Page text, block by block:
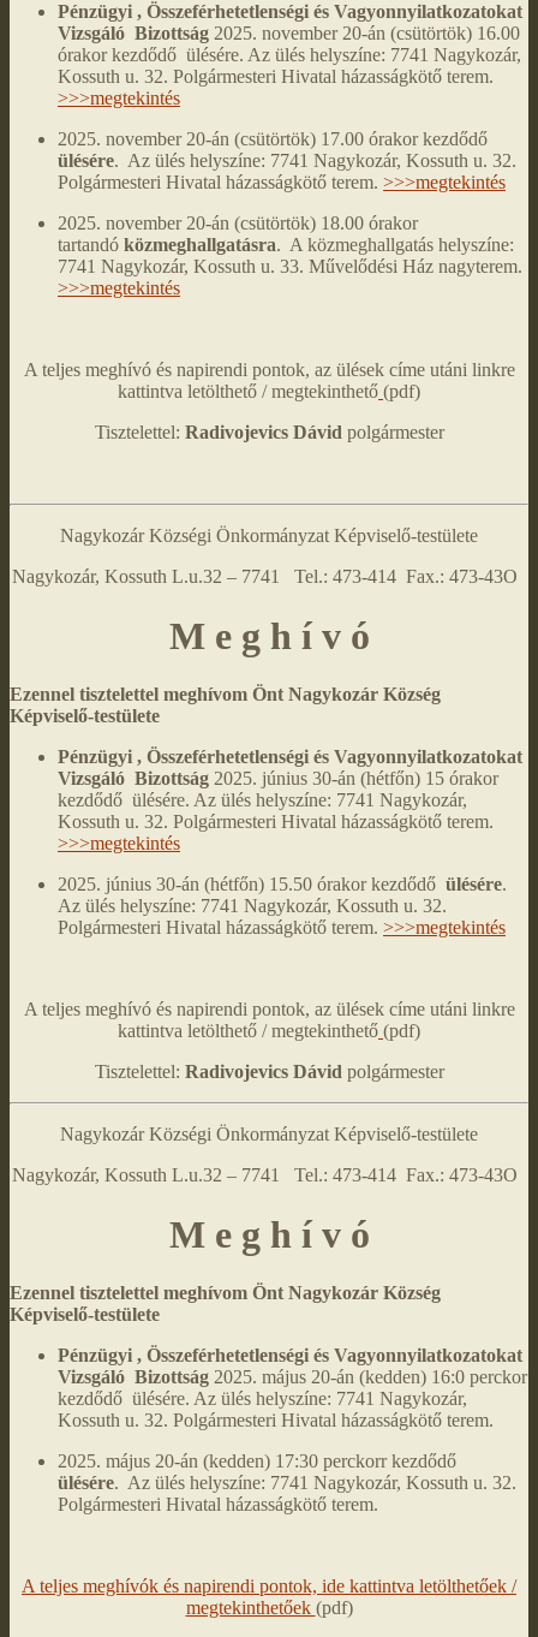
Pénzügyi , Összeférhetetlenségi és Vagyonnyilatkozatokat
Vizsgáló Bizottság 2025. november 20-án (csütörtök) 16.00
órakor kezdődő ülésére. Az ülés helyszíne: 7741 Nagykozár,
Kossuth u. 32. Polgármesteri Hivatal házasságkötő terem.
>>>megtekintés
2025. november 20-án (csütörtök) 17.00 órakor kezdődő
ülésére. Az ülés helyszíne: 7741 Nagykozár, Kossuth u. 32.
Polgármesteri Hivatal házasságkötő terem. >>>megtekintés
2025. november 20-án (csütörtök) 18.00 órakor
tartandó közmeghallgatásra. A közmeghallgatás helyszíne:
7741 Nagykozár, Kossuth u. 33. Művelődési Ház nagyterem.
>>>megtekintés
A teljes meghívó és napirendi pontok, az ülések címe utáni linkre
kattintva letölthető / megtekinthető (pdf)
Tisztelettel: Radivojevics Dávid polgármester
Nagykozár Községi Önkormányzat Képviselő-testülete
Nagykozár, Kossuth L.u.32 – 7741 Tel.: 473-414 Fax.: 473-43O
M e g h í v ó
Ezennel tisztelettel meghívom Önt Nagykozár Község
Képviselő-testülete
Pénzügyi , Összeférhetetlenségi és Vagyonnyilatkozatokat
Vizsgáló Bizottság 2025. június 30-án (hétfőn) 15 órakor
kezdődő ülésére. Az ülés helyszíne: 7741 Nagykozár,
Kossuth u. 32. Polgármesteri Hivatal házasságkötő terem.
>>>megtekintés
2025. június 30-án (hétfőn) 15.50 órakor kezdődő ülésére.
Az ülés helyszíne: 7741 Nagykozár, Kossuth u. 32.
Polgármesteri Hivatal házasságkötő terem. >>>megtekintés
A teljes meghívó és napirendi pontok, az ülések címe utáni linkre
kattintva letölthető / megtekinthető (pdf)
Tisztelettel: Radivojevics Dávid polgármester
Nagykozár Községi Önkormányzat Képviselő-testülete
Nagykozár, Kossuth L.u.32 – 7741 Tel.: 473-414 Fax.: 473-43O
M e g h í v ó
Ezennel tisztelettel meghívom Önt Nagykozár Község
Képviselő-testülete
Pénzügyi , Összeférhetetlenségi és Vagyonnyilatkozatokat
Vizsgáló Bizottság 2025. május 20-án (kedden) 16:0 perckor
kezdődő ülésére. Az ülés helyszíne: 7741 Nagykozár,
Kossuth u. 32. Polgármesteri Hivatal házasságkötő terem.
2025. május 20-án (kedden) 17:30 perckorr kezdődő
ülésére. Az ülés helyszíne: 7741 Nagykozár, Kossuth u. 32.
Polgármesteri Hivatal házasságkötő terem.
A teljes meghívók és napirendi pontok, ide kattintva letölthetőek /
megtekinthetőek (pdf)